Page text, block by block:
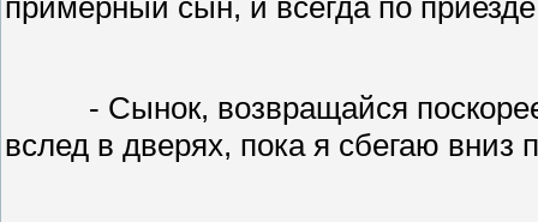
примерный сын, и всегда по
- Сынок, возвращайся
вслед в дверях, пока я сбегаю вниз